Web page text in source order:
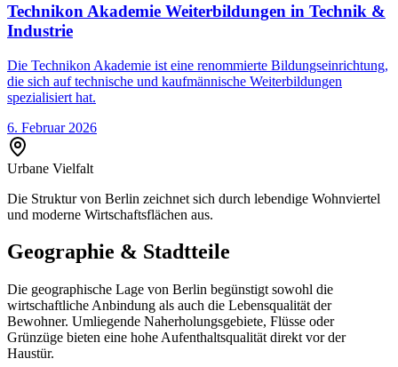
Technikon Akademie Weiterbildungen in Technik &
Industrie
Die Technikon Akademie ist eine renommierte Bildungseinrichtung,
die sich auf technische und kaufmännische Weiterbildungen
spezialisiert hat.
6. Februar 2026
Urbane Vielfalt
Die Struktur von Berlin zeichnet sich durch lebendige Wohnviertel
und moderne Wirtschaftsflächen aus.
Geographie & Stadtteile
Die geographische Lage von Berlin begünstigt sowohl die
wirtschaftliche Anbindung als auch die Lebensqualität der
Bewohner. Umliegende Naherholungsgebiete, Flüsse oder
Grünzüge bieten eine hohe Aufenthaltsqualität direkt vor der
Haustür.